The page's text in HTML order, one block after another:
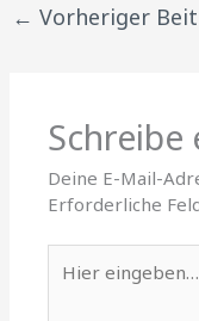
← Vorheriger
Deine E-Mail-
Erforderliche
eingeben…